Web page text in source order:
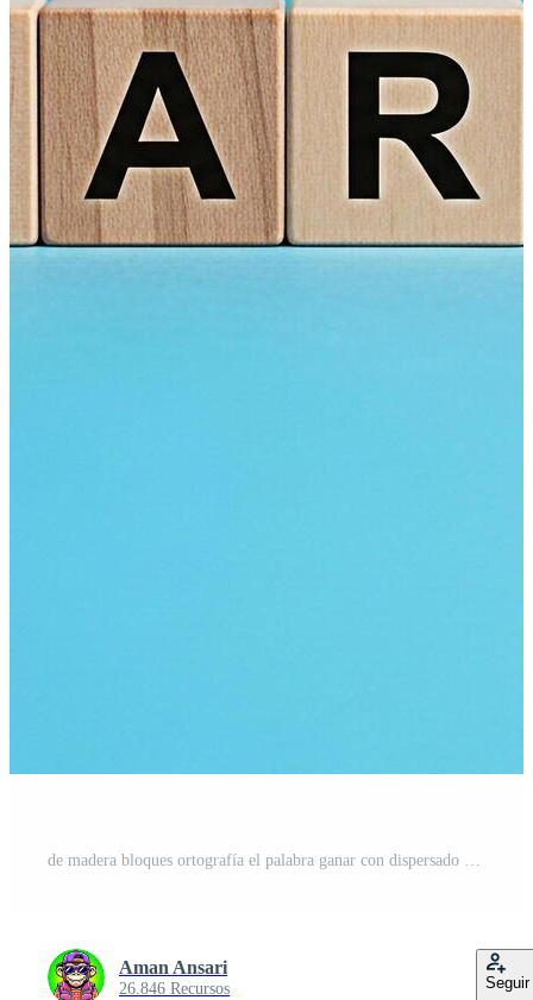
de madera bloques ortografía el palabra ganar con dispersado de madera esferas en un vibrante azul antecedentes simbolizando financiero crecimiento ingresos Generacion y negocio éxito Foto Gratis
Aman Ansari
26.846 Recursos Seguir